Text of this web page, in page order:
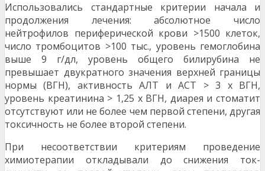
Использовались стандартные критерии начала и
продолжения лечения: абсолютное чис­ло
нейтрофилов периферической крови >1500 клеток,
число тромбоцитов >100 тыс., уровень гемоглобина
выше 9 г/дл, уровень общего били­рубина не
превышает двукратного значения верх­ней границы
нормы (ВГН), активность АЛТ и АСТ > 3 х ВГН,
уровень креатинина > 1,25 х ВГН, диа­рея и стоматит
отсутствуют или не более чем первой степени, другая
токсичность не более вто­рой степени.
При несоответствии критериям проведе­ние
химиотерапии откладывали до снижения ток­